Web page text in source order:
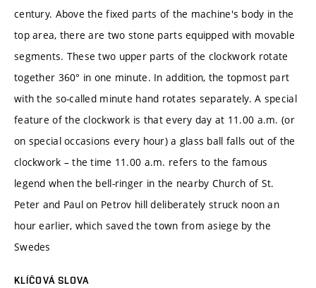
century. Above the fixed parts of the machine's body in the
top area, there are two stone parts equipped with movable
segments. These two upper parts of the clockwork rotate
together 360° in one minute. In addition, the topmost part
with the so-called minute hand rotates separately. A special
feature of the clockwork is that every day at 11.00 a.m. (or
on special occasions every hour) a glass ball falls out of the
clockwork – the time 11.00 a.m. refers to the famous
legend when the bell-ringer in the nearby Church of St.
Peter and Paul on Petrov hill deliberately struck noon an
hour earlier, which saved the town from asiege by the
Swedes
KLÍČOVÁ SLOVA